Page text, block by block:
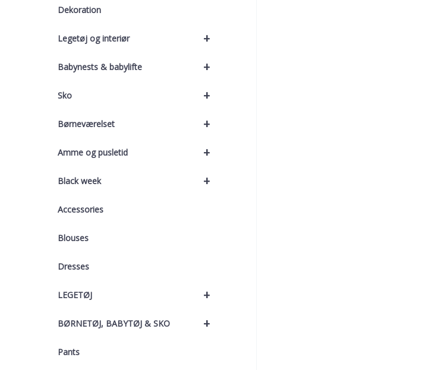
Dekoration
+
Legetøj og interiør
+
Babynests & babylifte
+
Sko
+
Børneværelset
+
Amme og pusletid
+
Black week
Accessories
Blouses
Dresses
+
LEGETØJ
+
BØRNETØJ, BABYTØJ & SKO
Pants